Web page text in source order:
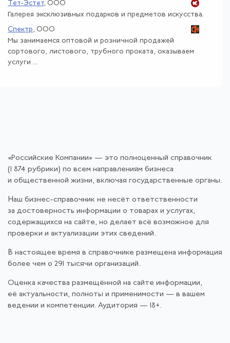
Тет-Эстет, ООО
Галерея эксклюзивных подарков и предметов искусства.
Спектр, ООО
Мы занимаемся оптовой и розничной продажей
сортового, листового, трубного проката, оказываем
услуги ...
«Российские Компании» — это полноценный справочник
(1 874 рубрики) по всем направлениям бизнеса
и общественной жизни, включая государственные органы.
Наш бизнес-справочник не несёт ответственности
за достоверность информации о товарах и услугах,
содержащихся на сайте, но делает всё возможное для
проверки и актуализации этих сведений.
В настоящее время в справочнике размещена информация
более чем о 291 тысячи организаций.
Оценка качества размещённой на сайте информации,
её актуальности, полноты и применимости — в вашем
ведении и компетенции. Аудитория — 18+.